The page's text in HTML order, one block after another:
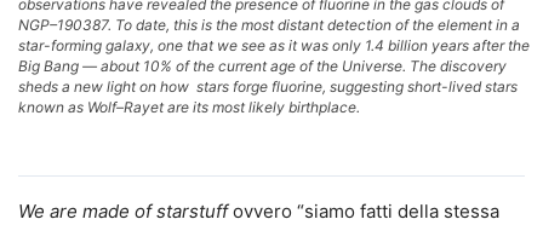
observations have revealed the presence of fluorine in the gas clouds of
NGP–190387. To date, this is the most distant detection of the element in a
star-forming galaxy, one that we see as it was only 1.4 billion years after the
Big Bang — about 10% of the current age of the Universe. The discovery
sheds a new light on how stars forge fluorine, suggesting short-lived stars
known as Wolf–Rayet are its most likely birthplace.
We are made of starstuffovvero “siamo fatti della stessa